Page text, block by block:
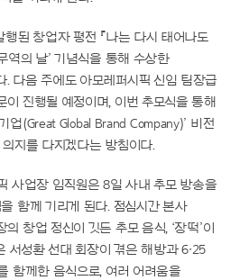
된 창업자 평전 『나는 다시 태어나도
역의 날’ 기념식을 통해 수상한
다음 주에도 아모레퍼시픽 신임 팀장급
이 진행될 예정이며, 이번 추모식을 통해
업(Great Global Brand Company)’ 비전
지를 다지겠다는 방침이다.
사업장 임직원은 8일 사내 추모 방송을
함께 기리게 된다. 점심시간 본사
창업 정신이 깃든 추모 음식, ‘장떡’이
서성환 선대 회장이 겪은 해방과 6∙25
함께한 음식으로, 여러 어려움을